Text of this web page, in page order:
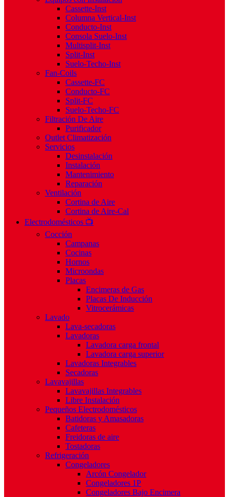
Cassette-Inst
Columna Vertical-Inst
Conducto-Inst
Consola Suelo-Inst
Multisplit-Inst
Split-Inst
Suelo-Techo-Inst
Fan-Coils
Cassette-FC
Conducto-FC
Split-FC
Suelo-Techo-FC
Filtración De Aire
Purificador
Outlet Climatización
Servicios
Desinstalación
Instalación
Mantenimiento
Reparación
Ventilación
Cortina de Aire
Cortina de Aire-Cal
Electrodomésticos 📺
Cocción
Campanas
Cocinas
Hornos
Microondas
Placas
Encimeras de Gas
Placas De Inducción
Vitrocerámicas
Lavado
Lava-secadoras
Lavadoras
Lavadora carga frontal
Lavadora carga superior
Lavadoras Integrables
Secadoras
Lavavajillas
Lavavajillas Integrables
Libre Instalación
Pequeños Electrodomésticos
Batidoras y Amasadoras
Cafeteras
Freidoras de aire
Tostadoras
Refrigeración
Congeladores
Arcón Congelador
Congeladores 1P
Congeladores Bajo Encimera